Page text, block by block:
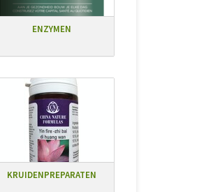
ENZYMEN
KRUIDENPREPARATEN